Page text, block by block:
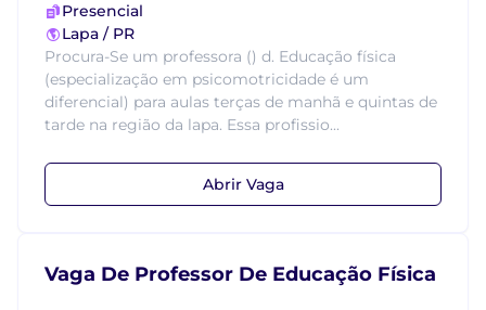
Presencial
Lapa / PR
Procura-Se um professora () d. Educação física
(especialização em psicomotricidade é um
diferencial) para aulas terças de manhã e quintas de
tarde na região da lapa. Essa profissio...
Abrir Vaga
Vaga De Professor De Educação Física